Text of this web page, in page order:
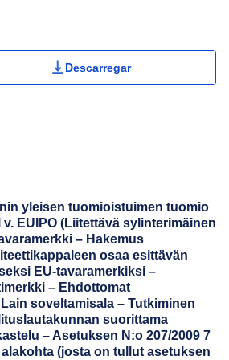
Actions Portlet
Descarregar
yleisen tuomioistuimen tuomio
v. EUIPO (Liitettävä sylinterimäinen
– Hakemus
osaa esittävän
EU-tavaramerkiksi –
– Ehdottomat
soveltamisala – Tutkiminen
suorittama
– Asetuksen N:o 207/2009 7
(josta on tullut asetuksen